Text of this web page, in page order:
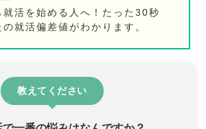
就活を始める人へ！たった30秒
の就活偏差値がわかります。